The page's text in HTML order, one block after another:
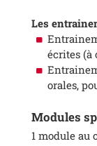
Les
écrites (à
orales,
Modules
1 module au